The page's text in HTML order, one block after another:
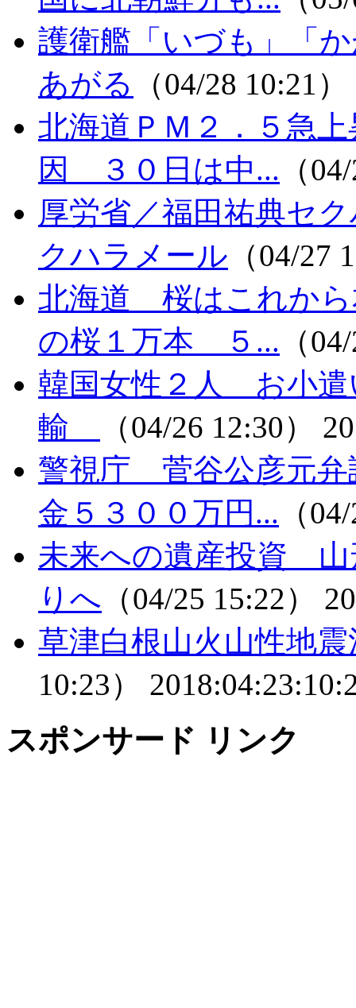
護衛艦「いづも」「
あがる
（04/28 10:21）
北海道ＰＭ２．５急
因 ３０日は中... （
厚労省／福田祐典セ
クハラメール （04/27
北海道 桜はこれか
の桜１万本 ５... （
韓国女性２人 お小遣
輸
（04/26 12:30）
警視庁 菅谷公彦元
金５３００万円... （
未来への遺産投資 山
りへ （04/25 15:22）
草津白根山火山性地
10:23）
スポンサード リンク